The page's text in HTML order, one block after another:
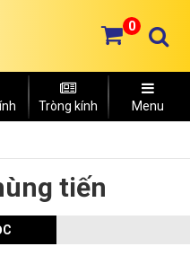
0
Tròng kính Menu
tiến